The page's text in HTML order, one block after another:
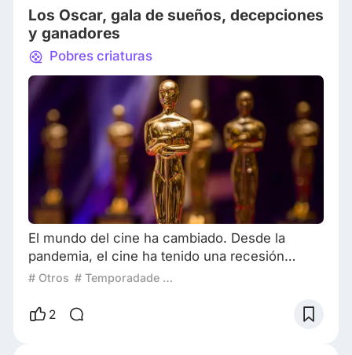
Los Oscar, gala de sueños, decepciones
y ganadores
Pobres criaturas
El mundo del cine ha cambiado. Desde la
pandemia, el cine ha tenido una recesión
significativa y poco a poco el público se ha
cines junto a las producciones deben optar por
# Otros # Temporadade Premios 2024
2